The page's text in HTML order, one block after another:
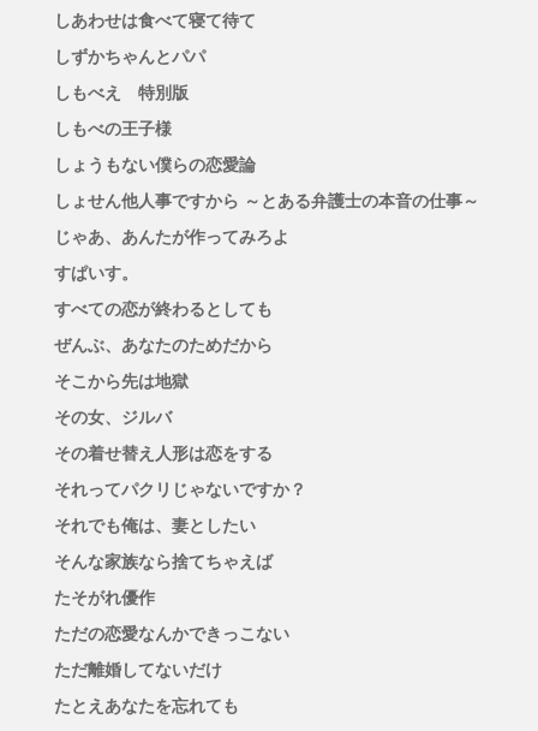
しあわせは食べて寝て待て
しずかちゃんとパパ
しもべえ 特別版
しもべの王子様
しょうもない僕らの恋愛論
しょせん他人事ですから ～とある弁護士の本音の仕事～
じゃあ、あんたが作ってみろよ
すぱいす。
すべての恋が終わるとしても
ぜんぶ、あなたのためだから
そこから先は地獄
その女、ジルバ
その着せ替え人形は恋をする
それってパクリじゃないですか？
それでも俺は、妻としたい
そんな家族なら捨てちゃえば
たそがれ優作
ただの恋愛なんかできっこない
ただ離婚してないだけ
たとえあなたを忘れても